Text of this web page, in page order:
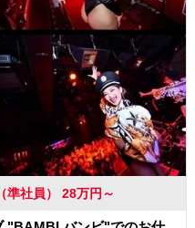
時給 1,177円 ～ / 月給（準社員） 28万円～